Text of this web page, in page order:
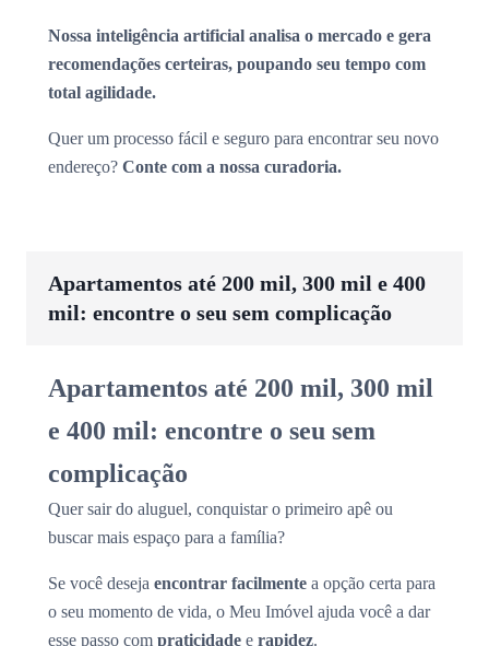
Nossa inteligência artificial analisa o mercado e gera
recomendações certeiras, poupando seu tempo com
total agilidade.
Quer um processo fácil e seguro para encontrar seu novo
endereço? Conte com a nossa curadoria.
Apartamentos até 200 mil, 300 mil e 400
mil: encontre o seu sem complicação
Apartamentos até 200 mil, 300 mil
e 400 mil: encontre o seu sem
complicação
Quer sair do aluguel, conquistar o primeiro apê ou
buscar mais espaço para a família?
Se você deseja encontrar facilmente a opção certa para
o seu momento de vida, o Meu Imóvel ajuda você a dar
esse passo com praticidade e rapidez.